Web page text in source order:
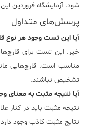
شود. آزمایشگاه فروردین
پرسش‌های متداول
آیا این تست وجود هر نوع
مناسب است. قارچ‌هایی
تشخیص نباشند.
آیا نتیجه مثبت به معنای
نتیجه مثبت باید در کنار
نتایج مثبت کاذب وجود دارد.